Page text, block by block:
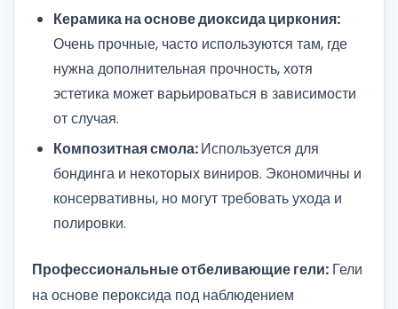
Керамика на основе диоксида циркония:
Очень прочные, часто используются там, где
нужна дополнительная прочность, хотя
эстетика может варьироваться в зависимости
от случая.
Композитная смола:Используется для
бондинга и некоторых виниров. Экономичны и
консервативны, но могут требовать ухода и
полировки.
Профессиональные отбеливающие гели: Гели
на основе пероксида под наблюдением